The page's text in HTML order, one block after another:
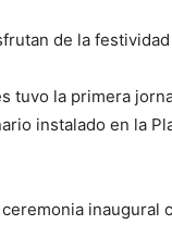
de la
tuvo la primera
instalado en la